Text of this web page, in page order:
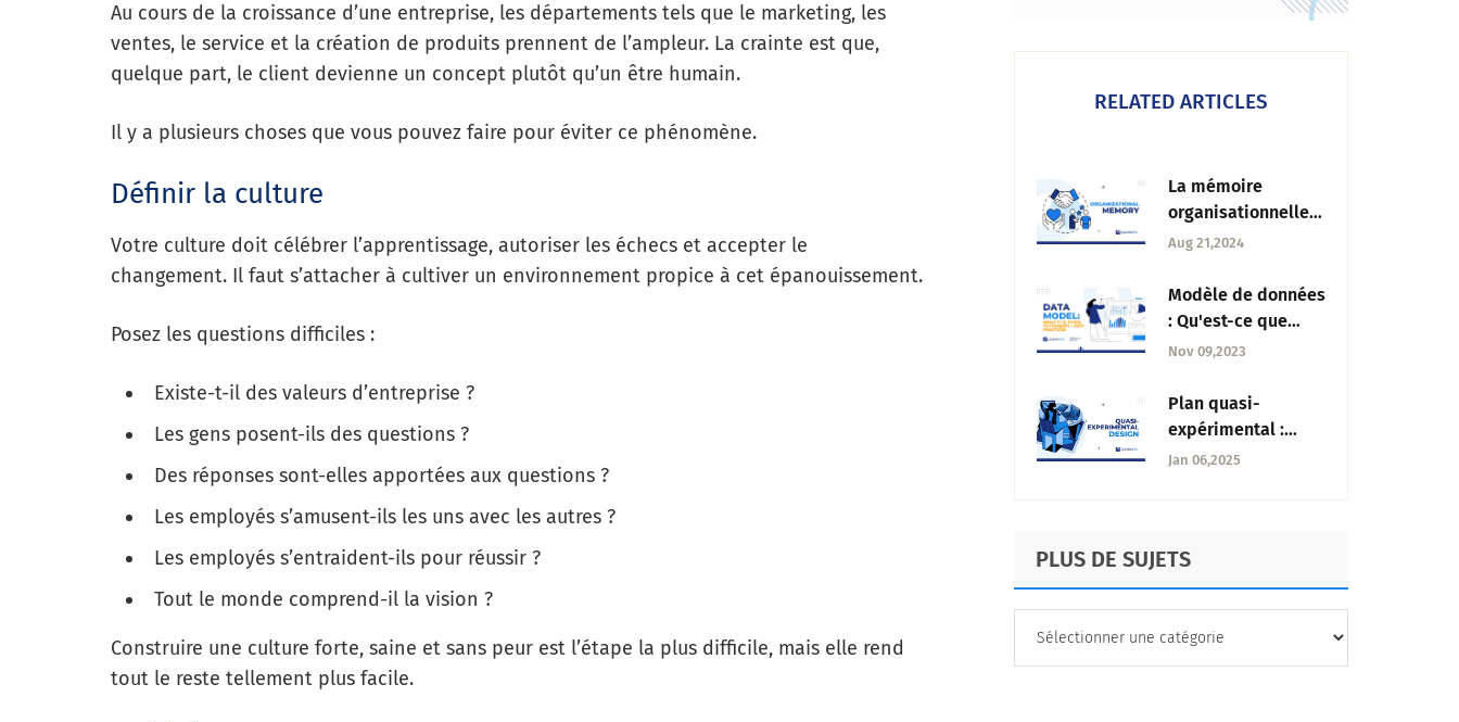
Au cours de la croissance d’une entreprise, les départements tels que le marketing, les
ventes, le service et la création de produits prennent de l’ampleur. La crainte est que,
quelque part, le client devienne un concept plutôt qu’un être humain.
Il y a plusieurs choses que vous pouvez faire pour éviter ce phénomène.
Définir la culture
Votre culture doit célébrer l’apprentissage, autoriser les échecs et accepter le
changement. Il faut s’attacher à cultiver un environnement propice à cet épanouissement.
Posez les questions difficiles :
Existe-t-il des valeurs d’entreprise ?
Les gens posent-ils des questions ?
Des réponses sont-elles apportées aux questions ?
Les employés s’amusent-ils les uns avec les autres ?
Les employés s’entraident-ils pour réussir ?
Tout le monde comprend-il la vision ?
Construire une culture forte, saine et sans peur est l’étape la plus difficile, mais elle rend
tout le reste tellement plus facile.
RELATED ARTICLES
La mémoire
organisationnelle :
Stratégies de
continuité
Aug 21,2024
Modèle de données
: Qu'est-ce que
c'est, les types, les
meilleures
pratiques
Nov 09,2023
Plan quasi-
expérimental :
Qu'est-ce que c'est,
Jan 06,2025
PLUS DE SUJETS
SUJETS